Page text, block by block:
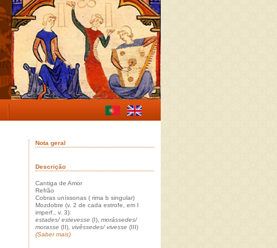
Nota geral
Descrição
Cantiga de Amor
Refrão
Cobras uníssonas ( rima b singular)
Mozdobre (v. 2 de cada estrofe, em I
imperf., v. 3):
estades/ estevesse (I), morássedes/
morasse (II), vivêssedes/ vivesse (III)
(Saber mais)